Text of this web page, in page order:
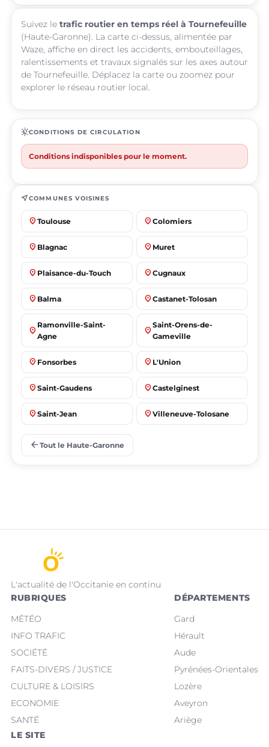
Suivez le trafic routier en temps réel à Tournefeuille
(Haute-Garonne). La carte ci-dessus, alimentée par
Waze, affiche en direct les accidents, embouteillages,
ralentissements et travaux signalés sur les axes autour
de Tournefeuille. Déplacez la carte ou zoomez pour
explorer le réseau routier local.
routineCONDITIONS DE CIRCULATION
Conditions indisponibles pour le moment.
near_meCOMMUNES VOISINES
place Toulouse place Colomiers
place Blagnac place Muret
place Plaisance-du-Touch place Cugnaux
place Balma place Castanet-Tolosan
place
Ramonville-Saint-
Agne
place
Saint-Orens-de-
Gameville
place Fonsorbes place L'Union
place Saint-Gaudens place Castelginest
place Saint-Jean place Villeneuve-Tolosane
place
arrow_back Tout le Haute-Garonne
L'actualité de l'Occitanie en continu
RUBRIQUES
MÉTÉO
INFO TRAFIC
SOCIÉTÉ
FAITS-DIVERS / JUSTICE
CULTURE & LOISIRS
ECONOMIE
SANTÉ
DÉPARTEMENTS
Gard
Hérault
Aude
Pyrénées-Orientales
Lozère
Aveyron
Ariège
LE SITE